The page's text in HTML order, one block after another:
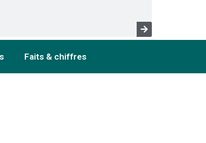
Faits & chiffres